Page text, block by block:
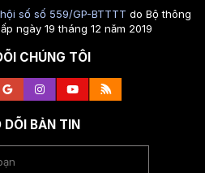
số số 559/GP-BTTTT do Bộ thông
ngày 19 tháng 12 năm 2019
CHÚNG TÔI
DÕI BẢN TIN